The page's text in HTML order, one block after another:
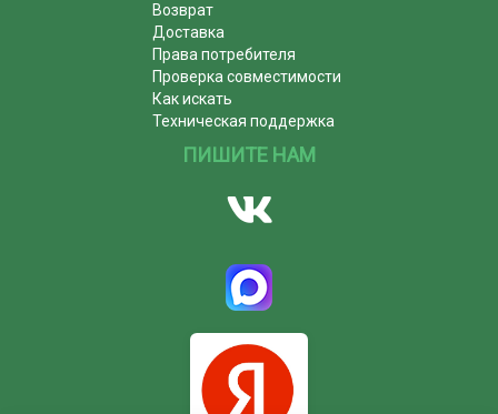
Возврат
Доставка
Права потребителя
Проверка совместимости
Как искать
Техническая поддержка
ПИШИТЕ НАМ